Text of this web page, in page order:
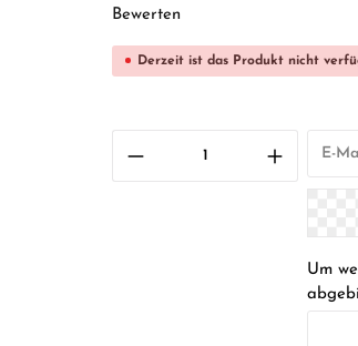
Durchschnittliche Bewertung von
Bewerten
Derzeit ist das Produkt nicht
Um